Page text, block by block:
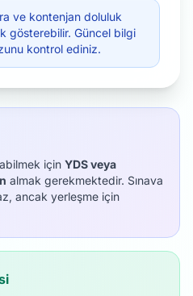
ve kontenjan doluluk
gösterebilir. Güncel bilgi
kontrol ediniz.
için YDS veya
almak gerekmektedir. Sınava
ancak yerleşme için